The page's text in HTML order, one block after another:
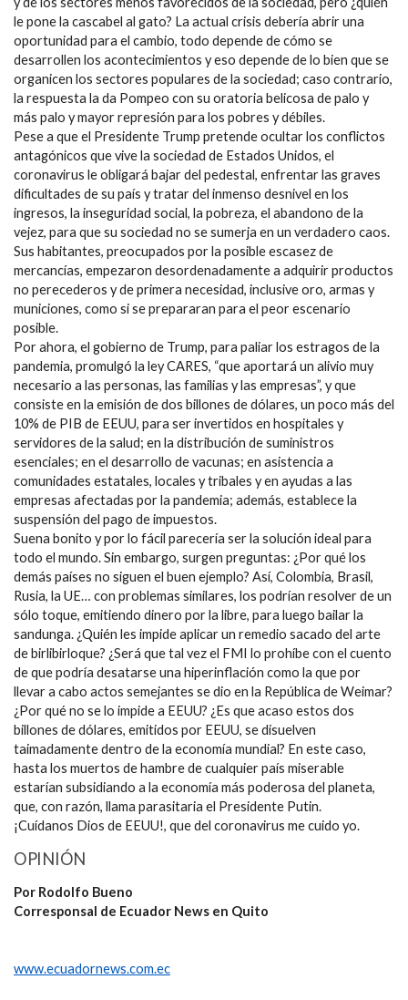
le pone la cascabel al gato? La actual crisis debería abrir una
oportunidad para el cambio, todo depende de cómo se
desarrollen los acontecimientos y eso depende de lo bien que se
organicen los sectores populares de la sociedad; caso contrario,
la respuesta la da Pompeo con su oratoria belicosa de palo y
más palo y mayor represión para los pobres y débiles.
Pese a que el Presidente Trump pretende ocultar los conflictos
antagónicos que vive la sociedad de Estados Unidos, el
coronavirus le obligará bajar del pedestal, enfrentar las graves
dificultades de su país y tratar del inmenso desnivel en los
ingresos, la inseguridad social, la pobreza, el abandono de la
vejez, para que su sociedad no se sumerja en un verdadero caos.
Sus habitantes, preocupados por la posible escasez de
mercancías, empezaron desordenadamente a adquirir productos
no perecederos y de primera necesidad, inclusive oro, armas y
municiones, como si se prepararan para el peor escenario
posible.
Por ahora, el gobierno de Trump, para paliar los estragos de la
pandemia, promulgó la ley CARES, “que aportará un alivio muy
necesario a las personas, las familias y las empresas”, y que
consiste en la emisión de dos billones de dólares, un poco más del
10% de PIB de EEUU, para ser invertidos en hospitales y
servidores de la salud; en la distribución de suministros
esenciales; en el desarrollo de vacunas; en asistencia a
comunidades estatales, locales y tribales y en ayudas a las
empresas afectadas por la pandemia; además, establece la
suspensión del pago de impuestos.
Suena bonito y por lo fácil parecería ser la solución ideal para
todo el mundo. Sin embargo, surgen preguntas: ¿Por qué los
demás países no siguen el buen ejemplo? Así, Colombia, Brasil,
Rusia, la UE… con problemas similares, los podrían resolver de un
sólo toque, emitiendo dinero por la libre, para luego bailar la
sandunga. ¿Quién les impide aplicar un remedio sacado del arte
de birlibirloque? ¿Será que tal vez el FMI lo prohíbe con el cuento
de que podría desatarse una hiperinflación como la que por
llevar a cabo actos semejantes se dio en la República de Weimar?
¿Por qué no se lo impide a EEUU? ¿Es que acaso estos dos
billones de dólares, emitidos por EEUU, se disuelven
taimadamente dentro de la economía mundial? En este caso,
hasta los muertos de hambre de cualquier país miserable
estarían subsidiando a la economía más poderosa del planeta,
que, con razón, llama parasitaria el Presidente Putin.
¡Cuídanos Dios de EEUU!, que del coronavirus me cuido yo.
OPINIÓN
Por Rodolfo Bueno
Corresponsal de Ecuador News en Quito
www.ecuadornews.com.ec